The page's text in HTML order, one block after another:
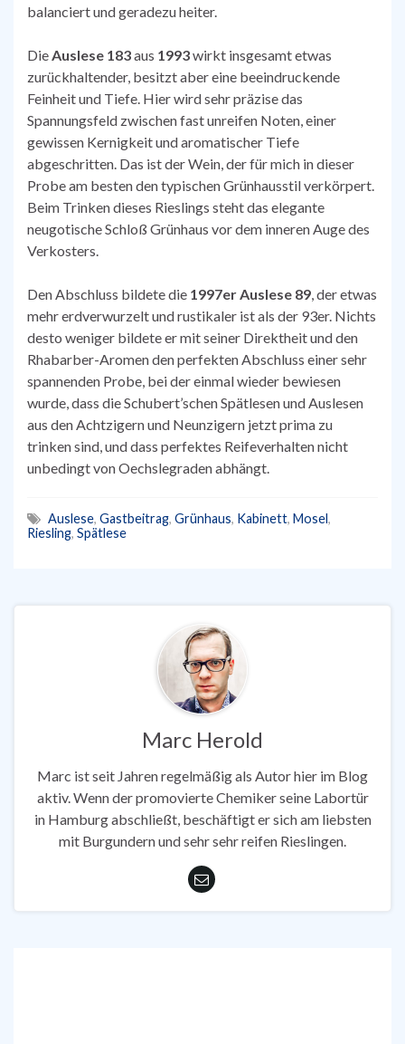
balanciert und geradezu heiter.
DieAuslese 183aus 1993wirkt insgesamt etwas
zurückhaltender, besitzt aber eine beeindruckende
Feinheit und Tiefe. Hier wird sehr präzise das
Spannungsfeld zwischen fast unreifen Noten, einer
gewissen Kernigkeit und aromatischer Tiefe
abgeschritten. Das ist der Wein, der für mich in dieser
Probe am besten den typischen Grünhausstil verkörpert.
Beim Trinken dieses Rieslings steht das elegante
neugotische Schloß Grünhaus vor dem inneren Auge des
Verkosters.
Den Abschluss bildete die 1997er Auslese 89, der etwas
mehr erdverwurzelt und rustikaler ist als der 93er. Nichts
desto weniger bildete er mit seiner Direktheit und den
Rhabarber-Aromen den perfekten Abschluss einer sehr
spannenden Probe, bei der einmal wieder bewiesen
wurde, dass die Schubert’schen Spätlesen und Auslesen
aus den Achtzigern und Neunzigern jetzt prima zu
trinken sind, und dass perfektes Reifeverhalten nicht
unbedingt von Oechslegraden abhängt.
Auslese, Gastbeitrag, Grünhaus, Kabinett, Mosel,
Riesling, Spätlese
Marc Herold
Marc ist seit Jahren regelmäßig als Autor hier im Blog
aktiv. Wenn der promovierte Chemiker seine Labortür
in Hamburg abschließt, beschäftigt er sich am liebsten
mit Burgundern und sehr sehr reifen Rieslingen.